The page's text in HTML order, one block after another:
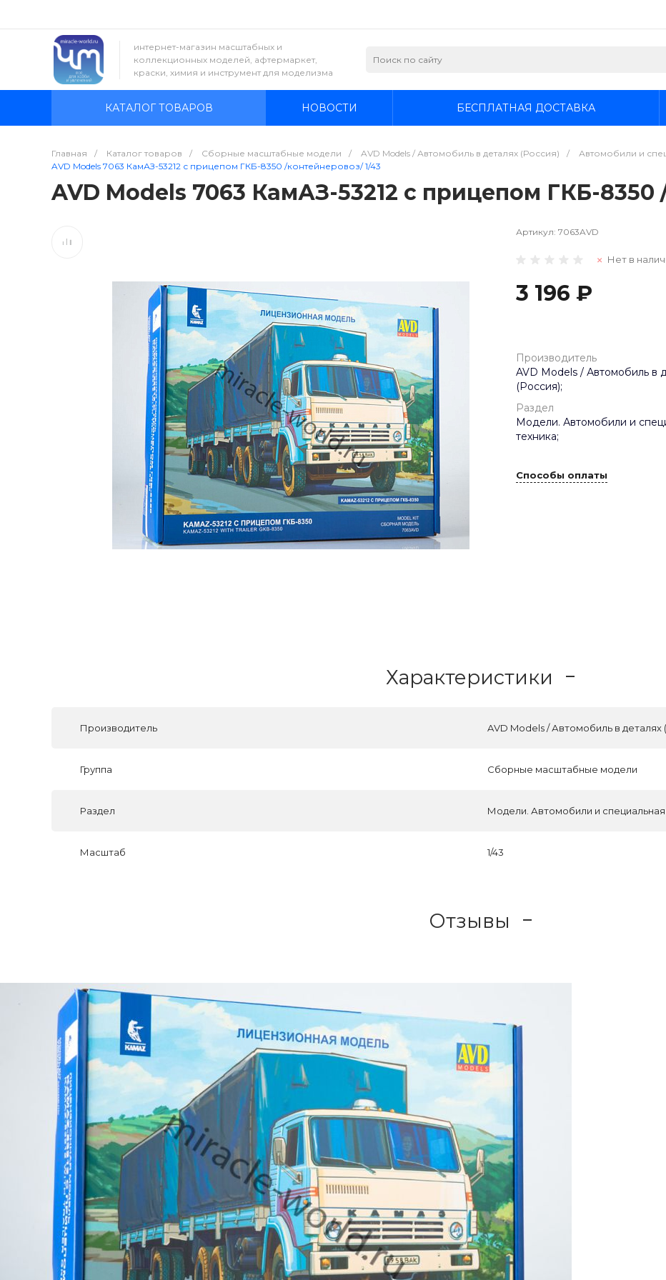
интернет-магазин масштабных и
коллекционных моделей, афтермаркет,
краски, химия и инструмент для моделизма
КАТАЛОГ ТОВАРОВ НОВОСТИ БЕСПЛАТНАЯ ДОСТАВКА
Главная / Каталог товаров / Сборные масштабные модели / AVD Models / Автомобиль в деталях (Россия) / Автомобили и
AVD Models 7063 КамАЗ-53212 с прицепом ГКБ-8350 /контейнеровоз/ 1/43
AVD Models 7063 КамАЗ-53212 с прицепом ГКБ-8350
Артикул: 7063AVD
Нет в
3 196 ₽
Производитель
AVD Models / Автомобиль в
(Россия);
Раздел
Модели. Автомобили и
техника;
Способы оплаты
Характеристики
Производитель AVD Models / Автомобиль в деталях
Группа Сборные масштабные модели
Раздел Модели. Автомобили и специальная
Масштаб 1/43
Отзывы